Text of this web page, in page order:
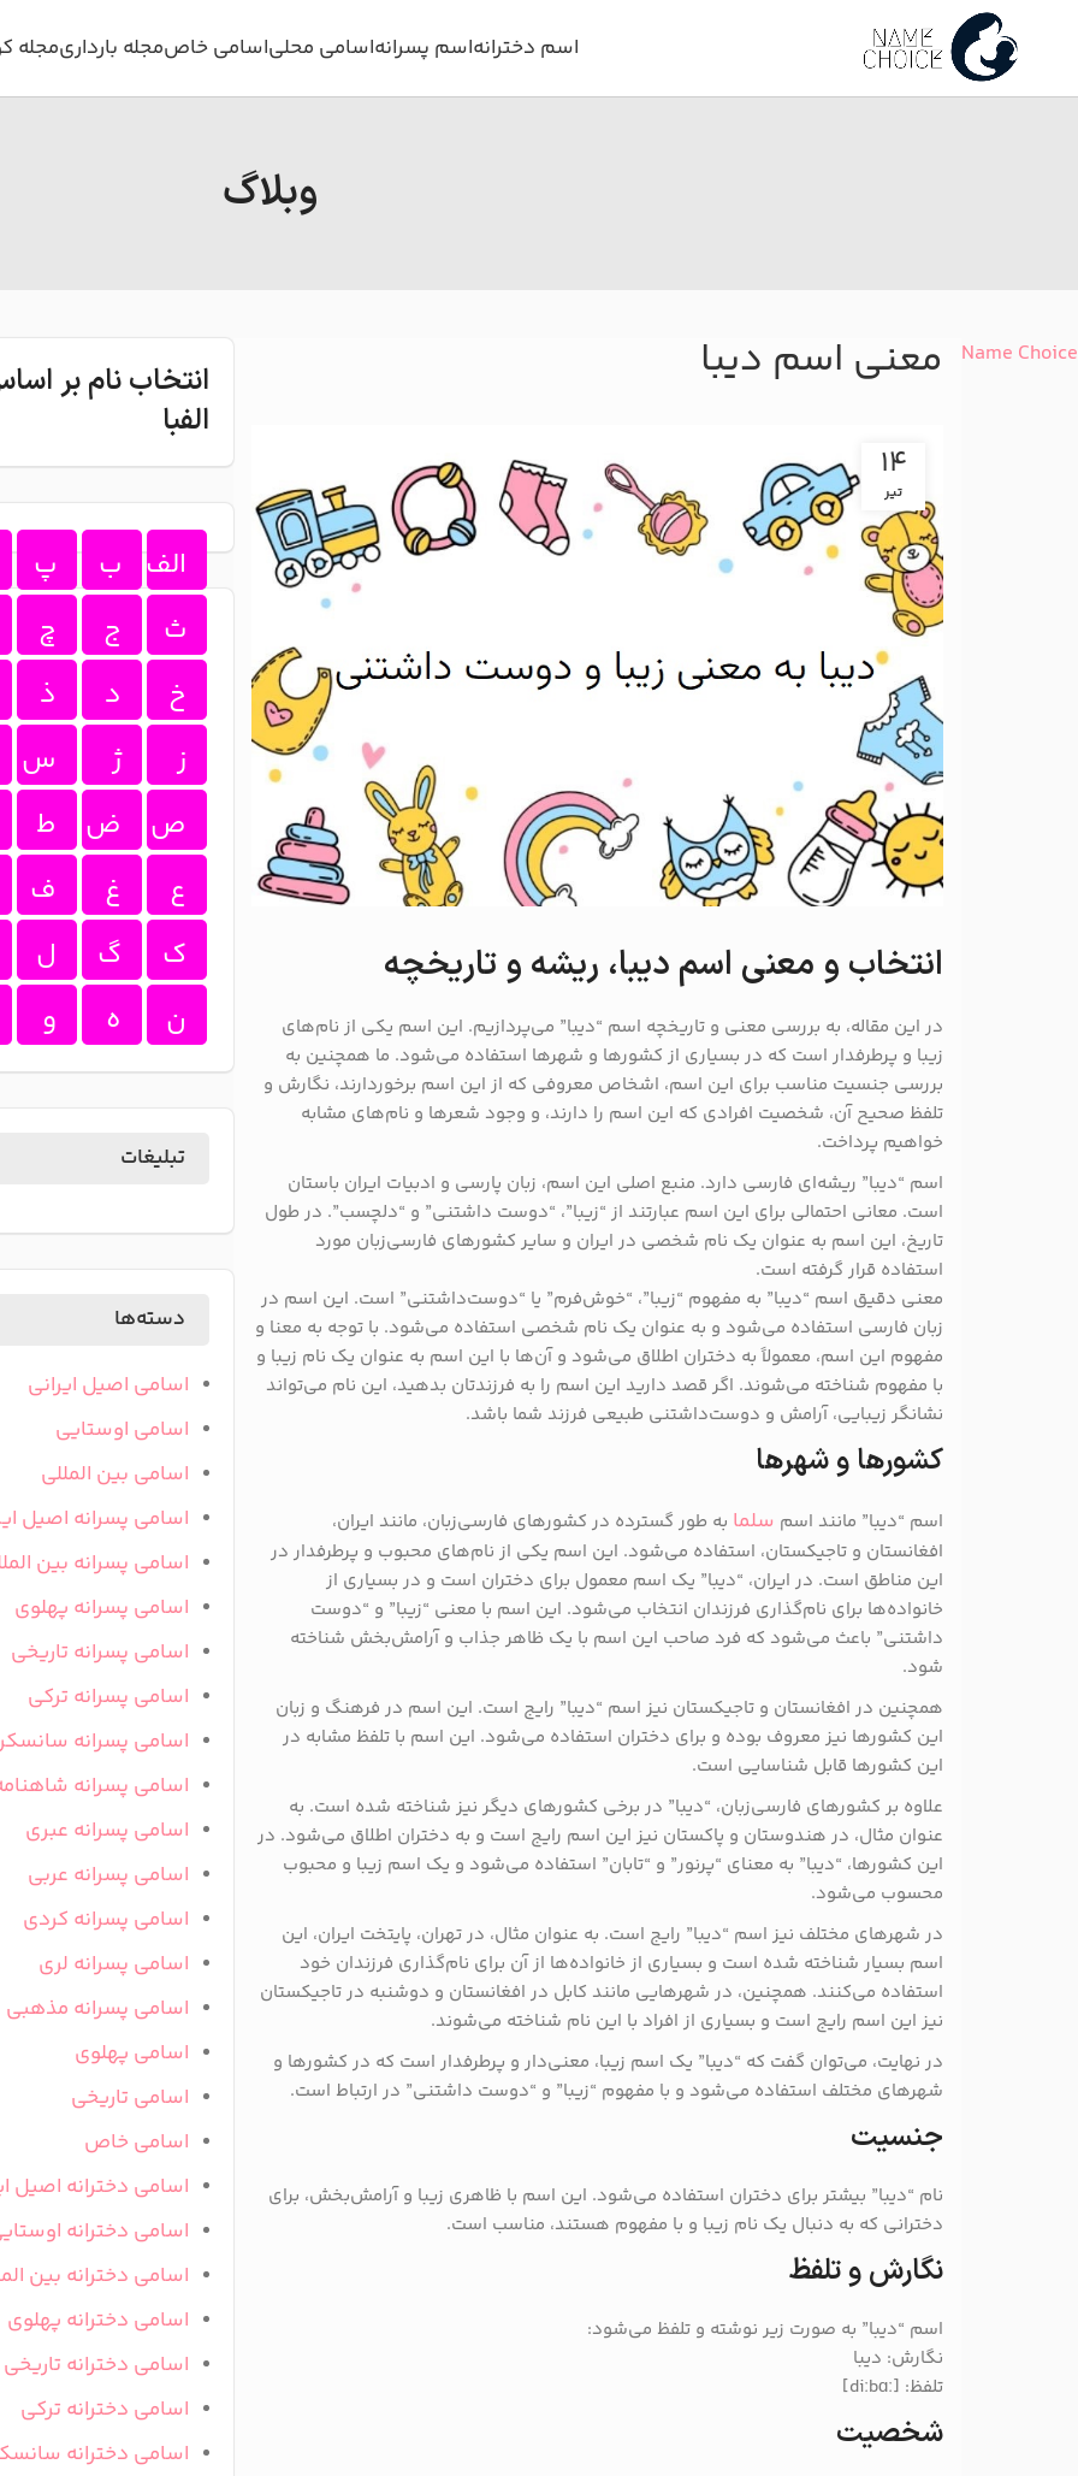
اسم دخترانهاسم پسرانهاسامی محلیاسامی خاصمجله بارداریمجله
وبلاگ
Name Choice معنی اسم دیبا
14
تیر
انتخاب و معنی اسم دیبا، ریشه و تاریخچه
در این مقاله، به بررسی معنی و تاریخچه اسم “دیبا” می‌پردازیم. این اسم یکی از نام‌های
زیبا و پرطرفدار است که در بسیاری از کشورها و شهرها استفاده می‌شود. ما همچنین به
بررسی جنسیت مناسب برای این اسم، اشخاص معروفی که از این اسم برخوردارند، نگارش و
تلفظ صحیح آن، شخصیت افرادی که این اسم را دارند، و وجود شعرها و نام‌های مشابه
خواهیم پرداخت.
اسم “دیبا” ریشه‌ای فارسی دارد. منبع اصلی این اسم، زبان پارسی و ادبیات ایران باستان
است. معانی احتمالی برای این اسم عبارتند از “زیبا”، “دوست داشتنی” و “دلچسب”. در طول
تاریخ، این اسم به عنوان یک نام شخصی در ایران و سایر کشورهای فارسی‌زبان مورد
استفاده قرار گرفته است.
معنی دقیق اسم “دیبا” به مفهوم “زیبا”، “خوش‌فرم” یا “دوست‌داشتنی” است. این اسم در
زبان فارسی استفاده می‌شود و به عنوان یک نام شخصی استفاده می‌شود. با توجه به معنا و
مفهوم این اسم، معمولاً به دختران اطلاق می‌شود و آن‌ها با این اسم به عنوان یک نام زیبا و
با مفهوم شناخته می‌شوند. اگر قصد دارید این اسم را به فرزندتان بدهید، این نام می‌تواند
نشانگر زیبایی، آرامش و دوست‌داشتنی طبیعی فرزند شما باشد.
کشورها و شهرها
‌اسم “دیبا” مانند اسم سلما به طور گسترده در کشورهای فارسی‌زبان، مانند ایران،
افغانستان و تاجیکستان، استفاده می‌شود. این اسم یکی از نام‌های محبوب و پرطرفدار در
این مناطق است. در ایران، “دیبا” یک اسم معمول برای دختران است و در بسیاری از
خانواده‌ها برای نام‌گذاری فرزندان انتخاب می‌شود. این اسم با معنی “زیبا” و “دوست
داشتنی” باعث می‌شود که فرد صاحب این اسم با یک ظاهر جذاب و آرامش‌بخش شناخته
شود.
همچنین در افغانستان و تاجیکستان نیز اسم “دیبا” رایج است. این اسم در فرهنگ و زبان
این کشورها نیز معروف بوده و برای دختران استفاده می‌شود. این اسم با تلفظ مشابه در
این کشورها قابل شناسایی است.
علاوه بر کشورهای فارسی‌زبان، “دیبا” در برخی کشورهای دیگر نیز شناخته شده است. به
عنوان مثال، در هندوستان و پاکستان نیز این اسم رایج است و به دختران اطلاق می‌شود. در
این کشورها، “دیبا” به معنای “پرنور” و “تابان” استفاده می‌شود و یک اسم زیبا و محبوب
محسوب می‌شود.
در شهرهای مختلف نیز اسم “دیبا” رایج است. به عنوان مثال، در تهران، پایتخت ایران، این
اسم بسیار شناخته شده است و بسیاری از خانواده‌ها از آن برای نام‌گذاری فرزندان خود
استفاده می‌کنند. همچنین، در شهرهایی مانند کابل در افغانستان و دوشنبه در تاجیکستان
نیز این اسم رایج است و بسیاری از افراد با این نام شناخته می‌شوند.
در نهایت، می‌توان گفت که “دیبا” یک اسم زیبا، معنی‌دار و پرطرفدار است که در کشورها و
شهرهای مختلف استفاده می‌شود و با مفهوم “زیبا” و “دوست داشتنی” در ارتباط است.
جنسیت
نام “دیبا” بیشتر برای دختران استفاده می‌شود. این اسم با ظاهری زیبا و آرامش‌بخش، برای
دخترانی که به دنبال یک نام زیبا و با مفهوم هستند، مناسب است.
نگارش و تلفظ
اسم “دیبا” به صورت زیر نوشته و تلفظ می‌شود:
نگارش: دیبا
تلفظ: [diːbɑː]
شخصیت
انتخاب نام بر
الفبا
الف ب
پ
ث
ج
چ
خ
د
ذ
ز
ژ
س
ص
ض
ط
ع
غ
ف
ک
گ
ل
ن
ه و
تبلیغات
دسته‌ها
اسامی اصیل ایرانی
اسامی اوستایی
اسامی بین المللی
اسامی پسرانه اصیل
اسامی پسرانه بین
اسامی پسرانه پهلوی
اسامی پسرانه تاریخی
اسامی پسرانه ترکی
اسامی پسرانه
اسامی پسرانه
اسامی پسرانه عبری
اسامی پسرانه عربی
اسامی پسرانه کردی
اسامی پسرانه لری
اسامی پسرانه مذهبی
اسامی پهلوی
اسامی تاریخی
اسامی خاص
اسامی دخترانه اصیل
اسامی دخترانه
اسامی دخترانه بین
اسامی دخترانه پهلوی
اسامی دخترانه تاریخی
اسامی دخترانه ترکی
اسامی دخترانه